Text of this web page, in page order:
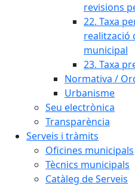
revisions
22. Taxa
realització
municipal
23. Taxa
Normativa /
Urbanisme
Seu electrònica
Transparència
Serveis i tràmits
Oficines municipals
Tècnics municipals
Catàleg de Serveis